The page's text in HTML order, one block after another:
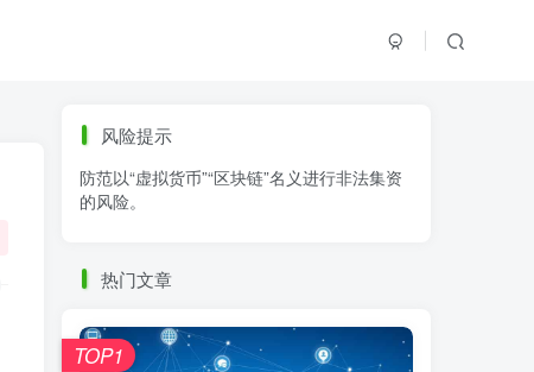
零基础学K线 链上交易
白皮书
火必公告
区块链科普
风险提示
防范以“虚拟货币”“区块链”名义进行非法集资
的风险。
热门文章
TOP1